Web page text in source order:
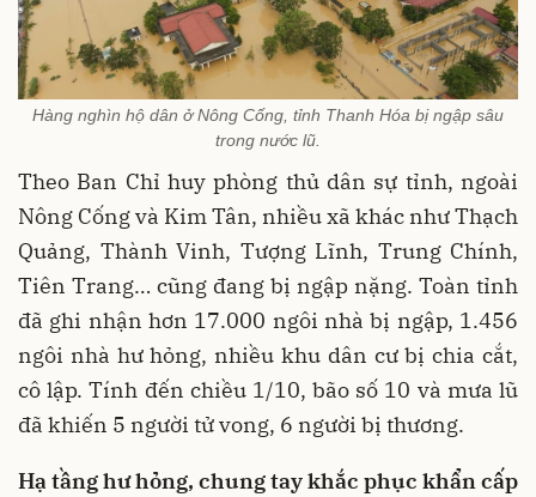
Hàng nghìn hộ dân ở Nông Cống, tỉnh Thanh Hóa bị ngập sâu
trong nước lũ.
Theo Ban Chỉ huy phòng thủ dân sự tỉnh, ngoài
Nông Cống và Kim Tân, nhiều xã khác như Thạch
Quảng, Thành Vinh, Tượng Lĩnh, Trung Chính,
Tiên Trang… cũng đang bị ngập nặng. Toàn tỉnh
đã ghi nhận hơn 17.000 ngôi nhà bị ngập, 1.456
ngôi nhà hư hỏng, nhiều khu dân cư bị chia cắt,
cô lập. Tính đến chiều 1/10, bão số 10 và mưa lũ
đã khiến 5 người tử vong, 6 người bị thương.
Hạ tầng hư hỏng, chung tay khắc phục khẩn cấp